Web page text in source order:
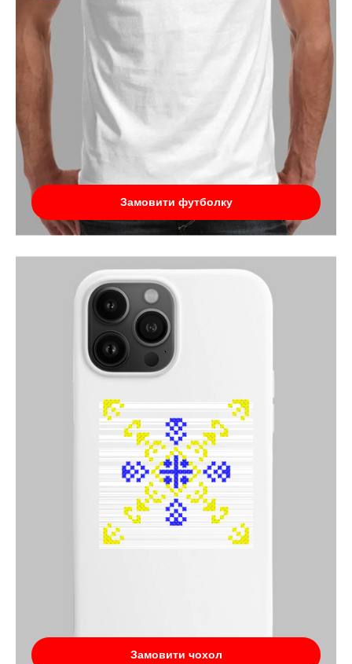
Замовити футболку
Замовити чохол